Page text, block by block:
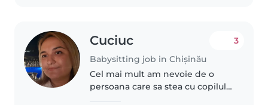
Cuciuc
Babysitting job in Chișinău
3
Cel mai mult am nevoie de o
persoana care sa stea cu copilul